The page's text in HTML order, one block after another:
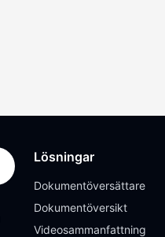
Lösningar
Dokumentöversättare
Dokumentöversikt
Videosammanfattning